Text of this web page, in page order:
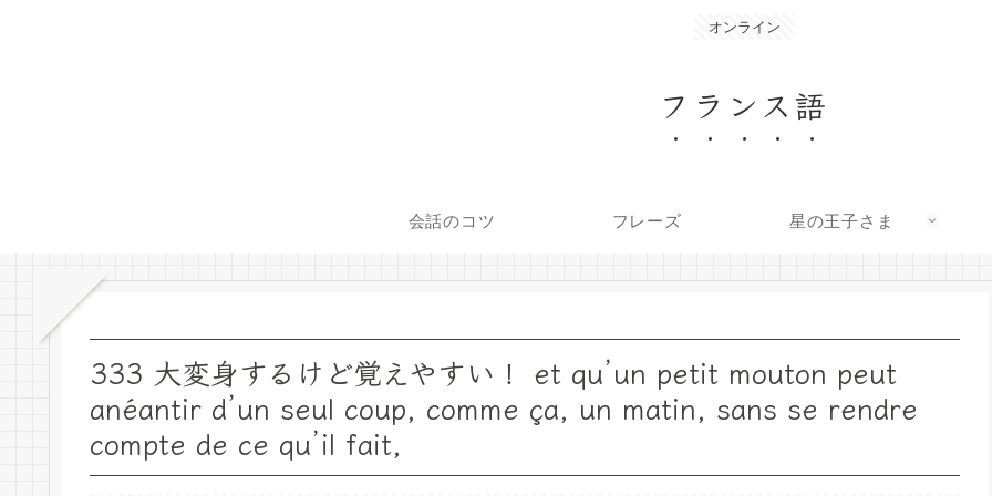
オンライン
フランス語
会話のコツ フレーズ 星の王子さま
333 大変身するけど覚えやすい！ et qu’un petit mouton peut
anéantir d’un seul coup, comme ça, un matin, sans se rendre
compte de ce qu’il fait,